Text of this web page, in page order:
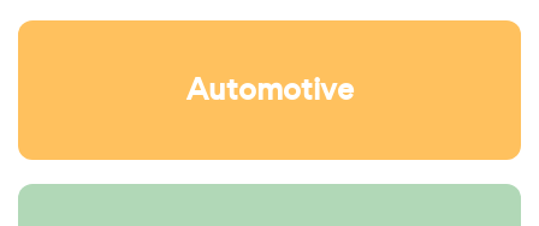
Automotive